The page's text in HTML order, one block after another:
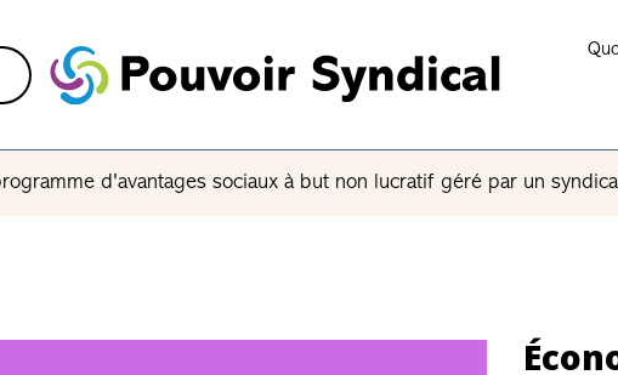
d'avantages sociaux à but non lucratif géré par un